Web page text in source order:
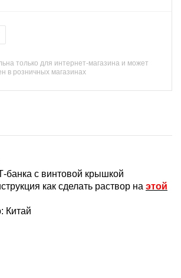
только для интернет-магазина и может
в розничных магазинах
банка с винтовой крышкой
как сделать раствор на этой
: Китай